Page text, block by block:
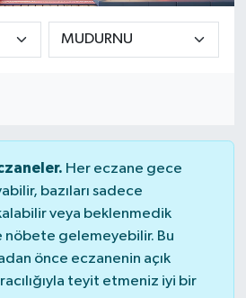
Her eczane gece
bazıları sadece
veya beklenmedik
nöbete gelemeyebilir. Bu
önce eczanenin açık
teyit etmeniz iyi bir